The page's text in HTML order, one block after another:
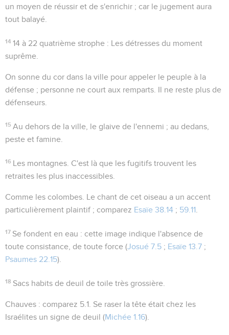
un moyen de réussir et de s'enrichir ; car le jugement aura
tout balayé.
14 14 à 22 quatrième strophe : Les détresses du moment
suprême.
On sonne du cor dans la ville pour appeler le peuple à la
défense ; personne ne court aux remparts. Il ne reste plus de
défenseurs.
15 Au dehors de la ville, le glaive de l'ennemi ; au dedans,
peste et famine.
16 Les montagnes . C'est là que les fugitifs trouvent les
retraites les plus inaccessibles.
Comme les colombes . Le chant de cet oiseau a un accent
particulièrement plaintif ; comparez Esaïe 38.14 ; 59.11
17 Se fondent en eau : cette image indique l'absence de
toute consistance, de toute force (Josué 7.5 ; Esaïe 13.7 ;
Psaumes 22.15).
18 Sacs habits de deuil de toile très grossière.
Chauves : comparez 5.1 . Se raser la tête était chez les
Israélites un signe de deuil (Michée 1.16).